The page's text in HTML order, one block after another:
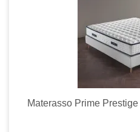
Materasso Prime